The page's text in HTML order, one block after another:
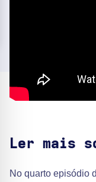
Ler mais
No quarto episódio